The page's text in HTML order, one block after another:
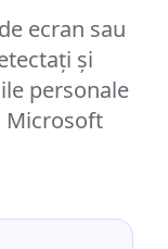
ecran sau
și
personale
Microsoft